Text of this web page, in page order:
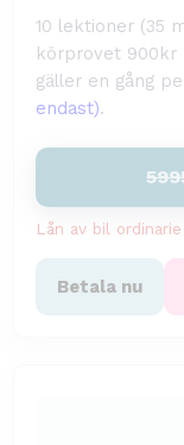
10 lektioner (35
körprovet 900kr
gäller en gång
endast).
Lån av bil
Betala nu